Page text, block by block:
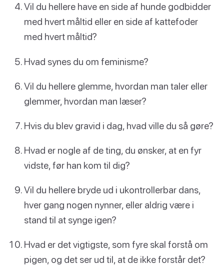
Vil du hellere have en side af hunde godbidder
med hvert måltid eller en side af kattefoder
med hvert måltid?
Hvad synes du om feminisme?
Vil du hellere glemme, hvordan man taler eller
glemmer, hvordan man læser?
Hvis du blev gravid i dag, hvad ville du så gøre?
Hvad er nogle af de ting, du ønsker, at en fyr
vidste, før han kom til dig?
Vil du hellere bryde ud i ukontrollerbar dans,
hver gang nogen nynner, eller aldrig være i
stand til at synge igen?
Hvad er det vigtigste, som fyre skal forstå om
pigen, og det ser ud til, at de ikke forstår det?